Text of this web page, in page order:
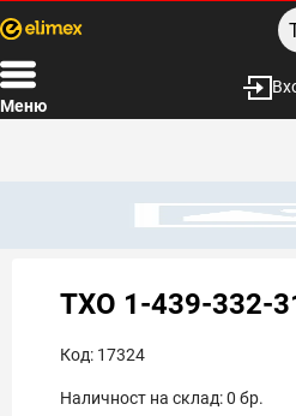
Меню
TXO 1-439-332-
Код: 17324
Наличност на склад:0 бр.